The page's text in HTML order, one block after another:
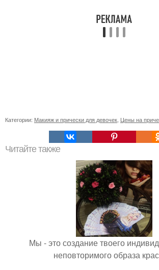
Категории: Макияж и прически для девочек, Цены на
Читайте также
Мы - это создание твоего
неповторимого образа